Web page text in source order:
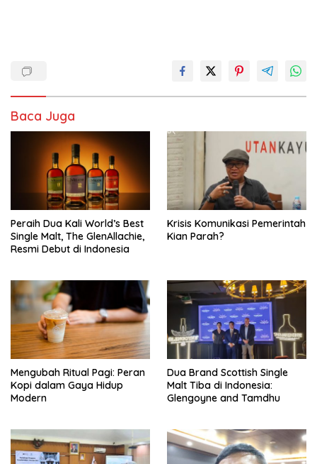
Baca Juga
Peraih Dua Kali World’s Best
Single Malt, The GlenAllachie,
Resmi Debut di Indonesia
Krisis Komunikasi Pemerintah
Kian Parah?
Mengubah Ritual Pagi: Peran
Kopi dalam Gaya Hidup
Modern
Dua Brand Scottish Single
Malt Tiba di Indonesia:
Glengoyne and Tamdhu